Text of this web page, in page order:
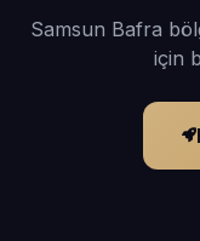
Samsun Bafra
için